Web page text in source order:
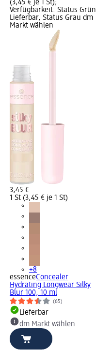
(3,45 € je 1 St);
Verfügbarkeit: Status Grün
Lieferbar, Status Grau dm
Markt wählen
3,45 €
1 St (3,45 € je 1 St)
+8
essenceConcealer
Hydrating Longwear Silky
Blur 100, 10 ml
(65)
Lieferbar
dm Markt wählen